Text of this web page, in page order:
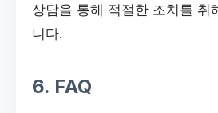
상담을 통해 적절한 조치를 취
니다.
6. FAQ